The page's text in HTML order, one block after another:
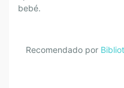
bebé.
Recomendado por